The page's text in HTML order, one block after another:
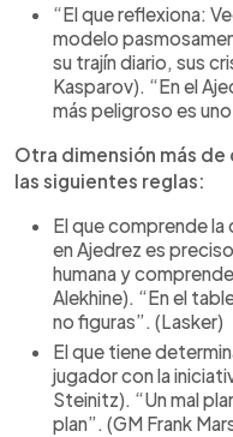
“El que reflexiona:
modelo
su trajín diario, sus
Kasparov). “En el
más peligroso es
Otra dimensión más
las siguientes reglas:
El que comprende la
en Ajedrez es
humana y
Alekhine). “En el
no figuras”. (Lasker)
El que tiene
jugador con la
Steinitz). “Un mal
plan”. (GM Frank